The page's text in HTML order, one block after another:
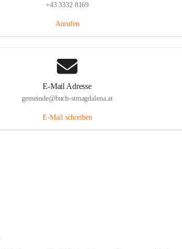
+43 3332 8169
Anrufen
E-Mail Adresse
gemeinde@buch-stmagdalena.at
E-Mail schreiben